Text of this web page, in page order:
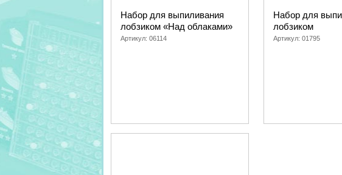
Набор для выпиливания
лобзиком «Над облаками»
Артикул: 06114
Набор для
лобзиком
Артикул: 01795